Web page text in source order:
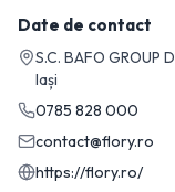
Date de contact
S.C. BAFO GROUP
Iași
0785 828 000
contact@flory.ro
https://flory.ro/